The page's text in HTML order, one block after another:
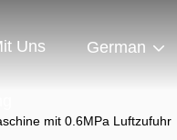
Uns German
mit 0.6MPa Luftzufuhr